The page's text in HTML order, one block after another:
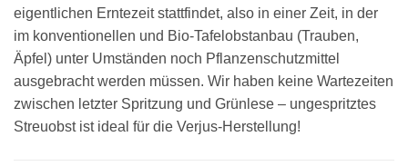
eigentlichen Erntezeit stattfindet, also in einer Zeit, in der
im konventionellen und Bio-Tafelobstanbau (Trauben,
Äpfel) unter Umständen noch Pflanzenschutzmittel
ausgebracht werden müssen. Wir haben keine Wartezeiten
zwischen letzter Spritzung und Grünlese – ungespritztes
Streuobst ist ideal für die Verjus-Herstellung!